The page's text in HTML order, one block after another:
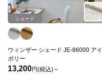
シェード
ウィンザー シェード JE-86000 アイ
ボリー
13,200円(税込)～